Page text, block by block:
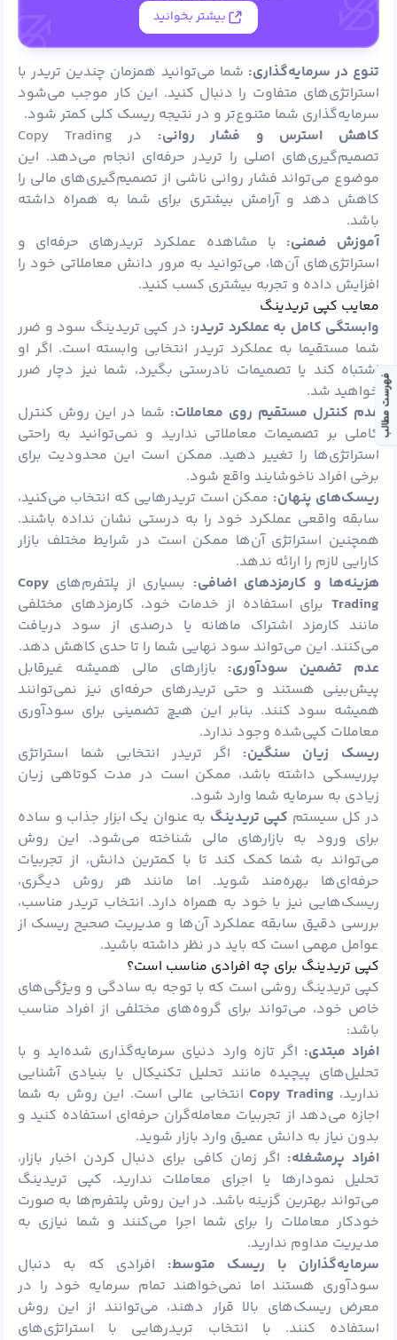
بیشتر بخوانید
تنوع در سرمایه‌گذاری: شما می‌توانید همزمان چندین تریدر با
استراتژی‌های متفاوت را دنبال کنید. این کار موجب می‌شود
سرمایه‌گذاری شما متنوع‌تر و در نتیجه ریسک کلی کمتر شود.
کاهش استرس و فشار روانی:
در Copy Trading
تصمیم‌گیری‌های اصلی را تریدر حرفه‌ای انجام می‌دهد. این
موضوع می‌تواند فشار روانی ناشی از تصمیم‌گیری‌های مالی را
کاهش دهد و آرامش بیشتری برای شما به همراه داشته
باشد.
آموزش ضمنی: با مشاهده عملکرد تریدرهای حرفه‌ای و
استراتژی‌های آن‌ها، می‌توانید به مرور دانش معاملاتی خود را
افزایش داده و تجربه بیشتری کسب کنید.
معایب کپی تریدینگ
وابستگی کامل به عملکرد تریدر: در کپی تریدینگ سود و ضرر
شما مستقیما به عملکرد تریدر انتخابی وابسته است. اگر او
اشتباه کند یا تصمیمات نادرستی بگیرد، شما نیز دچار ضرر
خواهید شد.
عدم کنترل مستقیم روی معاملات: شما در این روش کنترل
کاملی بر تصمیمات معاملاتی ندارید و نمی‌توانید به راحتی
استراتژی‌ها را تغییر دهید. ممکن است این محدودیت برای
برخی افراد ناخوشایند واقع شود.
ریسک‌های پنهان: ممکن است تریدرهایی که انتخاب می‌کنید،
سابقه واقعی عملکرد خود را به درستی نشان نداده باشند.
همچنین استراتژی آن‌ها ممکن است در شرایط مختلف بازار
کارایی لازم را ارائه ندهد.
هزینه‌ها و کارمزدهای اضافی: بسیاری از پلتفرم‌های Copy
Trading برای استفاده از خدمات خود، کارمزدهای مختلفی
مانند کارمزد اشتراک ماهانه یا درصدی از سود دریافت
می‌کنند. این می‌تواند سود نهایی شما را تا حدی کاهش دهد.
عدم تضمین سودآوری: بازارهای مالی همیشه غیرقابل
پیش‌بینی هستند و حتی تریدرهای حرفه‌ای نیز نمی‌توانند
همیشه سود کنند. بنابر این هیچ تضمینی برای سودآوری
معاملات کپی‌شده وجود ندارد.
ریسک زیان سنگین: اگر تریدر انتخابی شما استراتژی
پرریسکی داشته باشد، ممکن است در مدت کوتاهی زیان
زیادی به سرمایه شما وارد شود.
در کل سیستم کپی تریدینگ به عنوان یک ابزار جذاب و ساده
برای ورود به بازارهای مالی شناخته می‌شود. این روش
می‌تواند به شما کمک کند تا با کمترین دانش، از تجربیات
حرفه‌ای‌ها بهره‌مند شوید. اما مانند هر روش دیگری،
ریسک‌هایی نیز با خود به همراه دارد. انتخاب تریدر مناسب،
بررسی دقیق سابقه عملکرد آن‌ها و مدیریت صحیح ریسک از
عوامل مهمی است که باید در نظر داشته باشید.
کپی تریدینگ برای چه افرادی مناسب است؟
کپی تریدینگ روشی است که با توجه به سادگی و ویژگی‌های
خاص خود، می‌تواند برای گروه‌های مختلفی از افراد مناسب
باشد:
افراد مبتدی: اگر تازه وارد دنیای سرمایه‌گذاری شده‌اید و با
تحلیل‌های پیچیده مانند تحلیل تکنیکال یا بنیادی آشنایی
ندارید، Copy Tradingانتخابی عالی است. این روش به شما
اجازه می‌دهد از تجربیات معامله‌گران حرفه‌ای استفاده کنید و
بدون نیاز به دانش عمیق وارد بازار شوید.
افراد پرمشغله: اگر زمان کافی برای دنبال کردن اخبار بازار،
تحلیل نمودارها یا اجرای معاملات ندارید، کپی تریدینگ
می‌تواند بهترین گزینه باشد. در این روش پلتفرم‌ها به صورت
خودکار معاملات را برای شما اجرا می‌کنند و شما نیازی به
مدیریت مداوم ندارید.
سرمایه‌گذاران با ریسک متوسط: افرادی که به دنبال
سودآوری هستند اما نمی‌خواهند تمام سرمایه خود را در
معرض ریسک‌های بالا قرار دهند، می‌توانند از این روش
استفاده کنند. با انتخاب تریدرهایی با استراتژی‌های
فهرست مطالب